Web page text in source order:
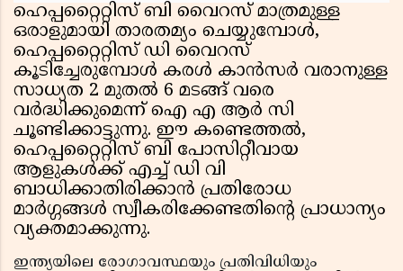
ഹെപ്പറ്റൈറ്റിസ് ബി വൈറസ് മാത്രമുള്ള
ഒരാളുമായി താരതമ്യം ചെയ്യുമ്പോൾ,
ഹെപ്പറ്റൈറ്റിസ് ഡി വൈറസ്
കൂടിച്ചേരുമ്പോൾ കരൾ കാൻസർ വരാനുള്ള
സാധ്യത 2 മുതൽ 6 മടങ്ങ് വരെ
വർദ്ധിക്കുമെന്ന് ഐ എ ആർ സി
ചൂണ്ടിക്കാട്ടുന്നു. ഈ കണ്ടെത്തൽ,
ഹെപ്പറ്റൈറ്റിസ് ബി പോസിറ്റീവായ
ആളുകൾക്ക് എച്ച് ഡി വി
ബാധിക്കാതിരിക്കാൻ പ്രതിരോധ
മാർഗ്ഗങ്ങൾ സ്വീകരിക്കേണ്ടതിന്റെ പ്രാധാന്യം
വ്യക്തമാക്കുന്നു.
ഇന്ത്യയിലെ രോഗാവസ്ഥയും പ്രതിവിധിയും